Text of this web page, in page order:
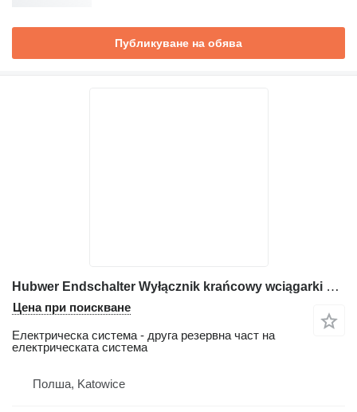
Публикуване на обява
Hubwer Endschalter Wyłącznik krańcowy wciągarki Liebherr за автокран Liebherr LTM 1025, LTM 1030/1 ;LTM 1040/1 ; LTM 1050/1;
Цена при поискване
Електрическа система - друга резервна част на
електрическата система
Полша, Katowice